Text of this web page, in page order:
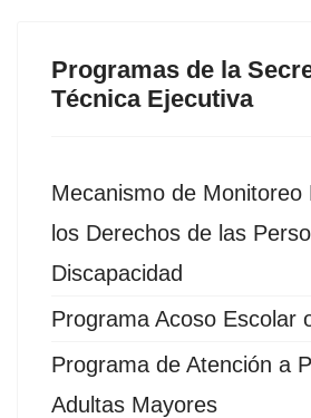
Programas de la
Técnica Ejecutiva
Mecanismo de Monitoreo
los Derechos de las
Discapacidad
Programa Acoso Escolar
Programa de Atención a
Adultas Mayores